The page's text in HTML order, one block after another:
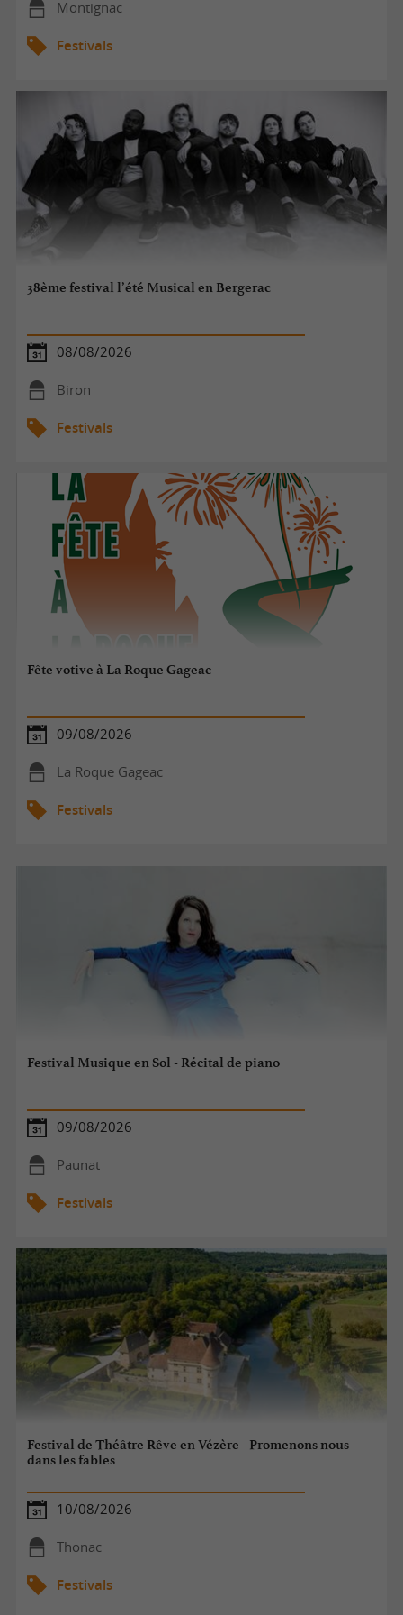
Montignac
Festivals
38ème festival l’été Musical en Bergerac
08/08/2026
Biron
Festivals
Fête votive à La Roque Gageac
09/08/2026
La Roque Gageac
Festivals
Festival Musique en Sol - Récital de piano
09/08/2026
Paunat
Festivals
Festival de Théâtre Rêve en Vézère - Promenons nous
dans les fables
10/08/2026
Thonac
Festivals